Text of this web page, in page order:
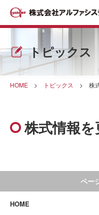
トピックス
HOME > トピックス > 株
株式情報を
ペー
HOME